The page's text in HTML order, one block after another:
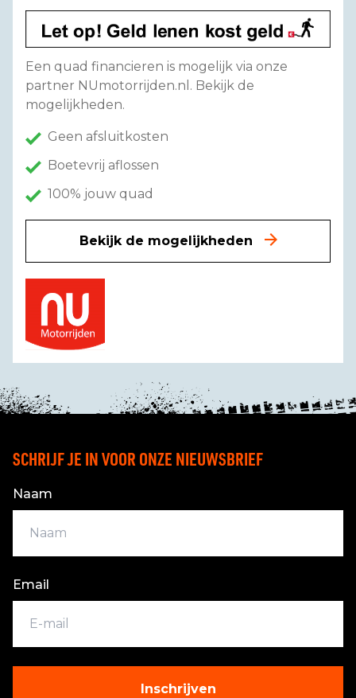
Een quad financieren is mogelijk via onze
partner NUmotorrijden.nl. Bekijk de
mogelijkheden.
Geen afsluitkosten
Boetevrij aflossen
100% jouw quad
Bekijk de mogelijkheden
SCHRIJF JE IN VOOR ONZE NIEUWSBRIEF
Naam
Email
Inschrijven